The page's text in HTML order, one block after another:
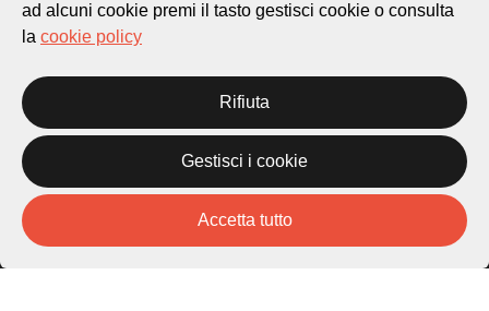
Sito istituzionale:
Privacy Policy
Credits
Homepage
Temi
Storie
ad alcuni cookie premi il tasto gestisci cookie o consulta
la cookie policy
Rifiuta
Gestisci i cookie
Accetta tutto